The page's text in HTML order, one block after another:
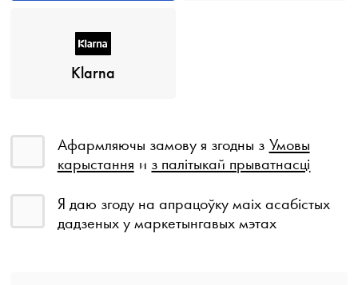
Klarna
Афармляючы замову я згодны з Умовы
карыстання и з палітыкай прыватнасці
Я даю згоду на апрацоўку маіх асабістых
дадзеных у маркетынгавых мэтах